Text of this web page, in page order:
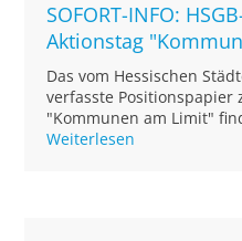
SOFORT-INFO:
Aktionstag
Das vom Hessischen
verfasste Positionspapier
"Kommunen am Limit"
Weiterlesen